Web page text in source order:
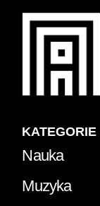
KATEGORIE
Nauka
Muzyka